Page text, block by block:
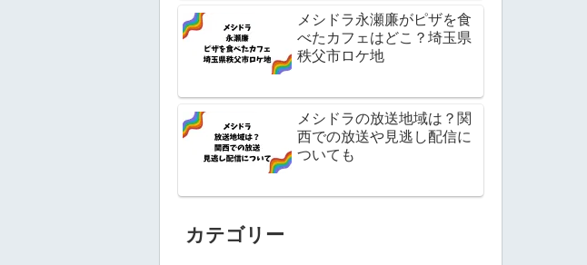
メシドラ永瀬廉がピザを食
べたカフェはどこ？埼玉県
秩父市ロケ地
メシドラの放送地域は？関
西での放送や見逃し配信に
ついても
カテゴリー